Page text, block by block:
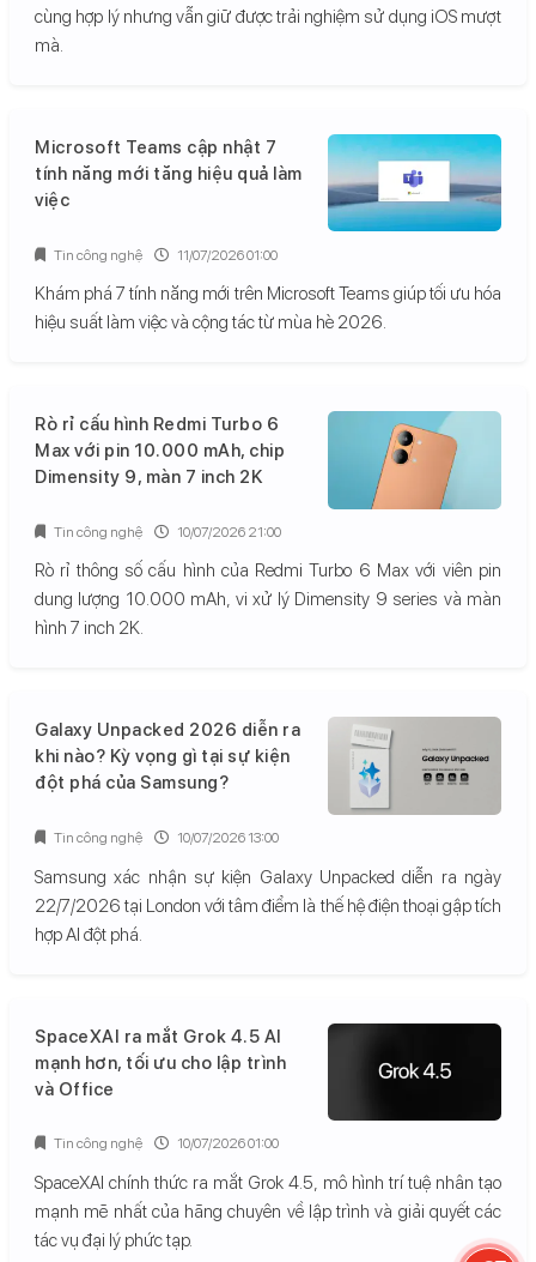
cùng hợp lý nhưng vẫn giữ được trải nghiệm sử dụng iOS mượt
mà.
Microsoft Teams cập nhật 7
tính năng mới tăng hiệu quả làm
việc
Khám phá 7 tính năng mới trên Microsoft Teams giúp tối ưu hóa
hiệu suất làm việc và cộng tác từ mùa hè 2026.
Tin công nghệ 11/07/2026 01:00
Rò rỉ cấu hình Redmi Turbo 6
Max với pin 10.000 mAh, chip
Dimensity 9, màn 7 inch 2K
Rò rỉ thông số cấu hình của Redmi Turbo 6 Max với viên pin
dung lượng 10.000 mAh, vi xử lý Dimensity 9 series và màn
hình 7 inch 2K.
Tin công nghệ 10/07/2026 21:00
Galaxy Unpacked 2026 diễn ra
khi nào? Kỳ vọng gì tại sự kiện
đột phá của Samsung?
Samsung xác nhận sự kiện Galaxy Unpacked diễn ra ngày
22/7/2026 tại London với tâm điểm là thế hệ điện thoại gập tích
hợp AI đột phá.
Tin công nghệ 10/07/2026 13:00
SpaceXAI ra mắt Grok 4.5 AI
mạnh hơn, tối ưu cho lập trình
và Office
SpaceXAI chính thức ra mắt Grok 4.5, mô hình trí tuệ nhân tạo
mạnh mẽ nhất của hãng chuyên về lập trình và giải quyết các
tác vụ đại lý phức tạp.
Tin công nghệ 10/07/2026 01:00